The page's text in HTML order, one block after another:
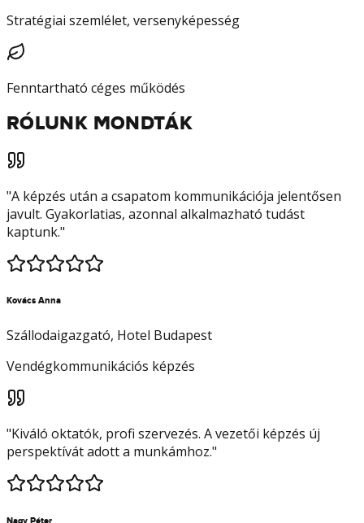
Stratégiai szemlélet, versenyképesség
Fenntartható céges működés
RÓLUNK MONDTÁK
"A képzés után a csapatom kommunikációja jelentősen
javult. Gyakorlatias, azonnal alkalmazható tudást
kaptunk."
Kovács Anna
Szállodaigazgató, Hotel Budapest
Vendégkommunikációs képzés
"Kiváló oktatók, profi szervezés. A vezetői képzés új
perspektívát adott a munkámhoz."